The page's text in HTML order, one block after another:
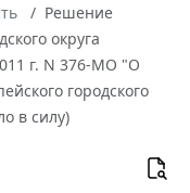
Решение
округа
г. N 376-МО "О
городского
в силу)